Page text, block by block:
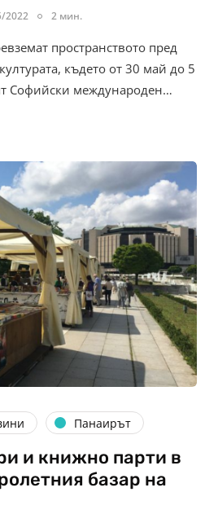
2022 2 мин.
пространството пред
където от 30 май до 5
Софийски международен…
Панаирът
и книжно парти в
базар на